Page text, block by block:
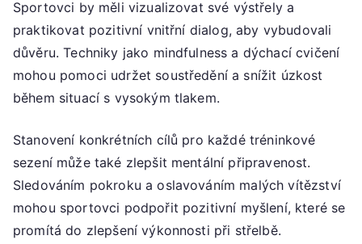
Sportovci by měli vizualizovat své výstřely a
praktikovat pozitivní vnitřní dialog, aby vybudovali
důvěru. Techniky jako mindfulness a dýchací cvičení
mohou pomoci udržet soustředění a snížit úzkost
během situací s vysokým tlakem.
Stanovení konkrétních cílů pro každé tréninkové
sezení může také zlepšit mentální připravenost.
Sledováním pokroku a oslavováním malých vítězství
mohou sportovci podpořit pozitivní myšlení, které se
promítá do zlepšení výkonnosti při střelbě.